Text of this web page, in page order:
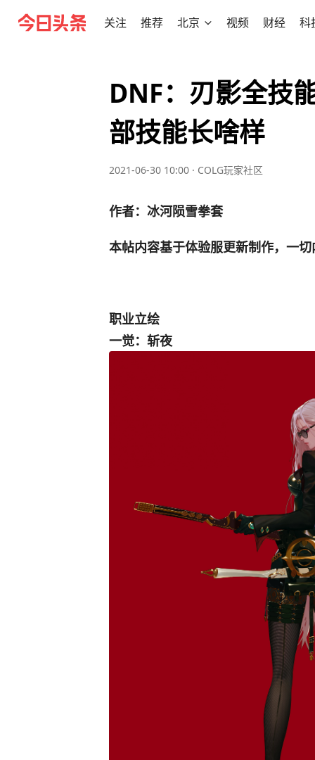
关注 推荐 北京 视频 财经 科
DNF：刃影全技
部技能长啥样
2021-06-30 10:00 · COLG玩家社区
作者： 冰河陨雪拳套
本帖内容基于体验服更新制作，一
职业立绘
一觉：斩夜